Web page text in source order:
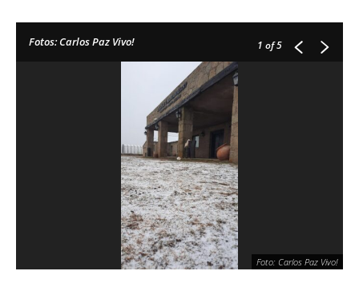
Fotos: Carlos Paz Vivo! 1 of 5
Foto: Carlos Paz Vivo!